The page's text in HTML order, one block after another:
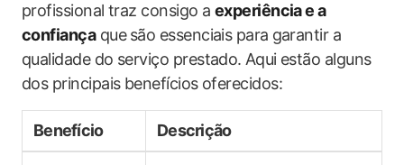
profissional traz consigo a​ experiência e a ​
confiançaque⁢ são essenciais para⁢ garantir a⁣
qualidade ‌do serviço prestado. ⁤Aqui estão alguns
dos principais benefícios oferecidos:
Benefício Descrição